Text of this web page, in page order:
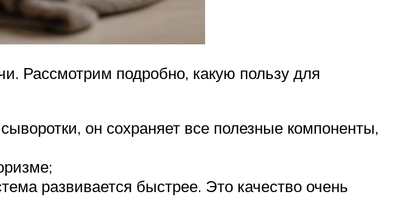
Рассмотрим подробно, какую пользу для
он сохраняет все полезные компоненты,
развивается быстрее. Это качество очень